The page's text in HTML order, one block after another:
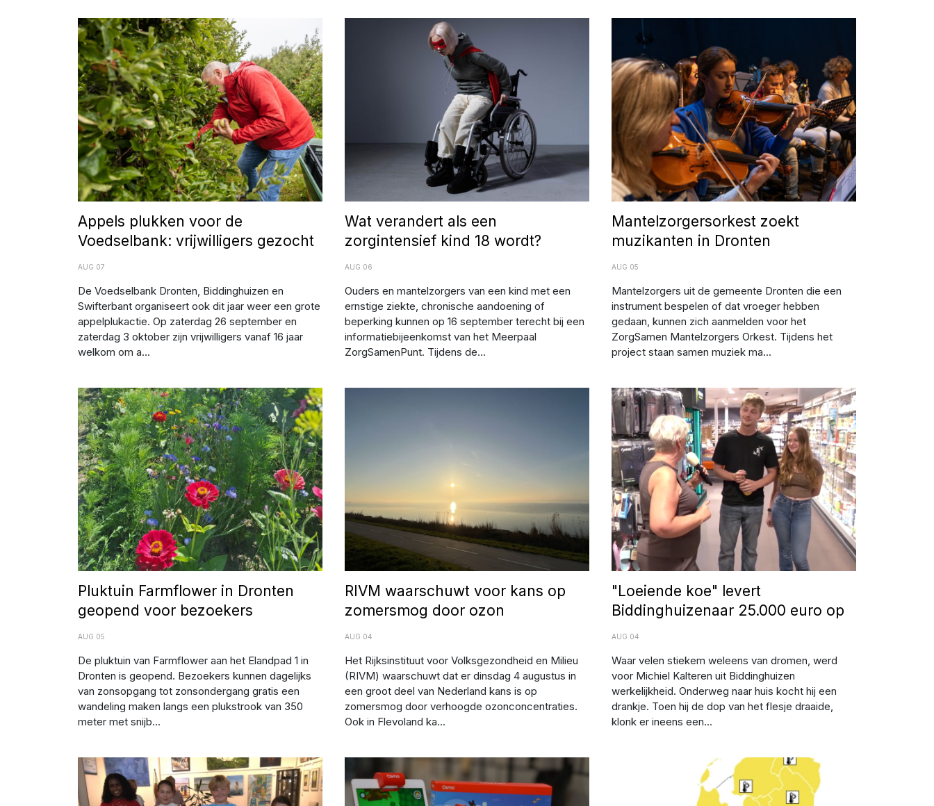
Afbeelding: Voedselbank Dronten
Appels plukken voor de
Voedselbank: vrijwilligers gezocht
AUG 07
De Voedselbank Dronten, Biddinghuizen en
Swifterbant organiseert ook dit jaar weer een grote
appelplukactie. Op zaterdag 26 september en
zaterdag 3 oktober zijn vrijwilligers vanaf 16 jaar
welkom om a...
Afbeelding: De Meerpaal
Wat verandert als een
zorgintensief kind 18 wordt?
AUG 06
Ouders en mantelzorgers van een kind met een
ernstige ziekte, chronische aandoening of
beperking kunnen op 16 september terecht bij een
informatiebijeenkomst van het Meerpaal
ZorgSamenPunt. Tijdens de...
Mantelzorgersorkest zoekt
muzikanten in Dronten
AUG 05
Mantelzorgers uit de gemeente Dronten die een
instrument bespelen of dat vroeger hebben
gedaan, kunnen zich aanmelden voor het
ZorgSamen Mantelzorgers Orkest. Tijdens het
project staan samen muziek ma...
Afbeelding: Farmflower
Pluktuin Farmflower in Dronten
geopend voor bezoekers
AUG 05
De pluktuin van Farmflower aan het Elandpad 1 in
Dronten is geopend. Bezoekers kunnen dagelijks
van zonsopgang tot zonsondergang gratis een
wandeling maken langs een plukstrook van 350
meter met snijb...
RIVM waarschuwt voor kans op
zomersmog door ozon
AUG 04
Het Rijksinstituut voor Volksgezondheid en Milieu
(RIVM) waarschuwt dat er dinsdag 4 augustus in
een groot deel van Nederland kans is op
zomersmog door verhoogde ozonconcentraties.
Ook in Flevoland ka...
"Loeiende koe" levert Biddinghuizenaar 25.000 euro op
"Loeiende koe" levert
Biddinghuizenaar 25.000 euro op
AUG 04
Waar velen stiekem weleens van dromen, werd
voor Michiel Kalteren uit Biddinghuizen
werkelijkheid. Onderweg naar huis kocht hij een
drankje. Toen hij de dop van het flesje draaide,
klonk er ineens een...
Afbeelding: Jovan Avramoski
Nationaal Hitteplan actief: let op jezelf, elkaar, dieren én